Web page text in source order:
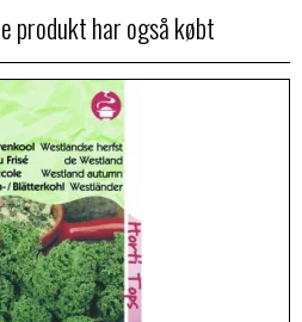
produkt har også købt